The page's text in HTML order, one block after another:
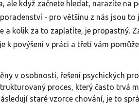
když začnete hledat, narazíte na
- pro většinu z nás jsou to
a kolik za to zaplatíte, je propastný.
k povýšení v práci a třetí vám
v osobnosti, řešení psychických
proces, který často trvá
staré vzorce chování, je to